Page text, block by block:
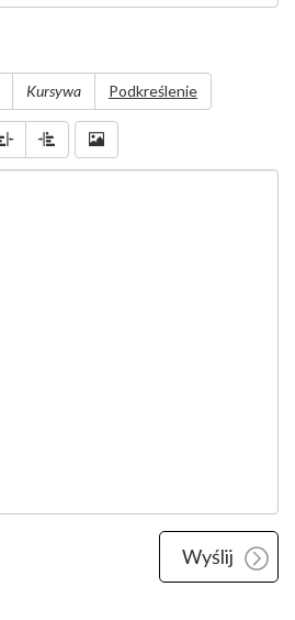
Kursywa Podkreślenie